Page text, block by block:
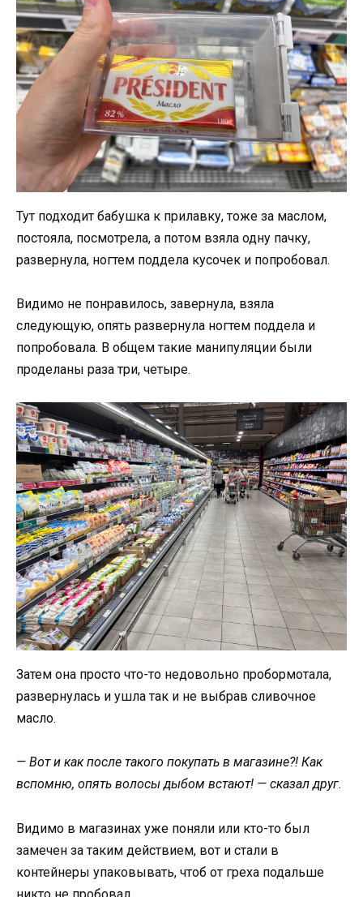
Тут подходит бабушка к прилавку, тоже за маслом,
постояла, посмотрела, а потом взяла одну пачку,
развернула, ногтем поддела кусочек и попробовал.
Видимо не понравилось, завернула, взяла
следующую, опять развернула ногтем поддела и
попробовала. В общем такие манипуляции были
проделаны раза три, четыре.
Затем она просто что-то недовольно пробормотала,
развернулась и ушла так и не выбрав сливочное
масло.
— Вот и как после такого покупать в магазине?! Как
вспомню, опять волосы дыбом встают! — сказал друг.
Видимо в магазинах уже поняли или кто-то был
замечен за таким действием, вот и стали в
контейнеры упаковывать, чтоб от греха подальше
никто не пробовал.